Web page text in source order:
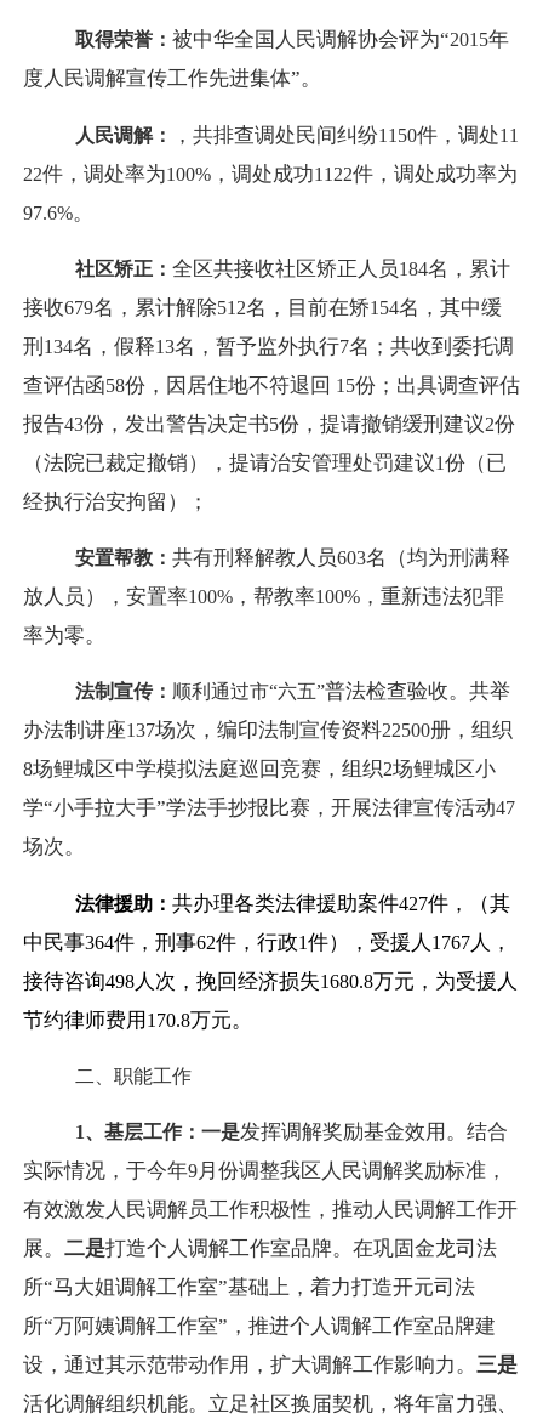
取得荣誉： 被中华全国人民调解协会评为“2015年
度人民调解宣传工作先进集体”。
人民调解： ，共排查调处民间纠纷1150件，调处11
22件，调处率为100% ，调处成功1122件，调处成功率为
97.6%。
社区矫正： 全区共接收社区矫正人员184名，累计
接收679名，累计解除512名，目前在矫154名，其中缓
刑 134名，假释13名，暂予监外执行7名；共收到委托调
查评估函58份，因居住地不符退回 15份；出具调查评估
报告43份，发出警告决定书5份，提请撤销缓刑建议2份
（法院已裁定撤销），提请治安管理处罚建议1份（已
经执行治安拘留）；
安置帮教： 共有刑释解教人员603名（均为刑满释
放人员），安置率100% ，帮教率100% ，重新违法犯罪
率为零。
法制宣传： 顺利通过市“六五”普法检查验收。共举
办法制讲座137场次，编印法制宣传资料22500册，组织
8场鲤城区中学模拟法庭巡回竞赛，组织2场鲤城区小
学“小手拉大手”学法手抄报比赛，开展法律宣传活动47
场次。
法律援助： 共办理各类法律援助案件427件，（其
中民事364件，刑事62件，行政1件），受援人 1767 人，
接待咨询498 人次，挽回经济损失1680.8万元，为受援人
节约律师费用 170.8万元。
二、职能工作
1、基层工作： 一是发挥调解奖励基金效用。结合
实际情况，于今年9月份调整我区人民调解奖励标准，
有效激发人民调解员工作积极性，推动人民调解工作开
展。 二是打造个人调解工作室品牌。在巩固金龙司法
所“马大姐调解工作室”基础上，着力打造开元司法
所“万阿姨调解工作室”，推进个人调解工作室品牌建
设，通过其示范带动作用，扩大调解工作影响力。 三是
活化调解组织机能。立足社区换届契机，将年富力强、